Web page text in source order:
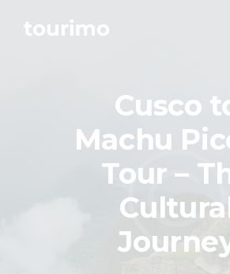
Cusco
Machu
Tour –
Početna
Događaji
Mapa
Novosti
Obavještenja
Kontakt